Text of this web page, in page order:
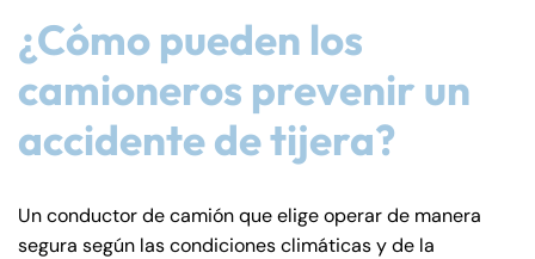
¿Cómo pueden los
camioneros prevenir un
accidente de tijera?
Un conductor de camión que elige operar de manera
segura según las condiciones climáticas y de la